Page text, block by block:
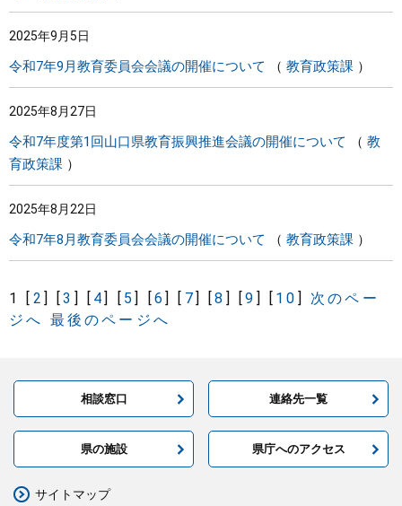
2025年9月5日
令和7年9月教育委員会会議の開催について 教育政策課
2025年8月27日
令和7年度第1回山口県教育振興推進会議の開催について
教
育政策課
2025年8月22日
令和7年8月教育委員会会議の開催について 教育政策課
1 [ 2 ] [3 ] [ 4] [ 5] [6] [ 7] [8 ] [9 ] [ 10 ]
次のペー
ジへ 最後のページへ
相談窓口 連絡先一覧
県の施設 県庁へのアクセス
サイトマップ